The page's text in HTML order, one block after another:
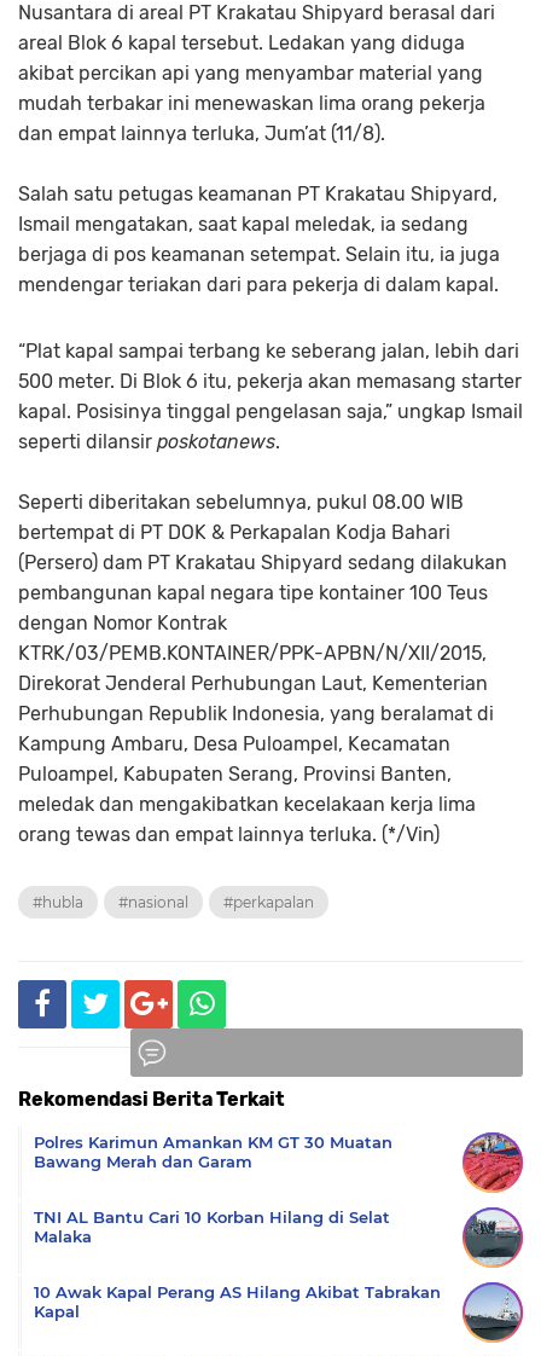
Nusantara di areal PT Krakatau Shipyard berasal dari
areal Blok 6 kapal tersebut. Ledakan yang diduga
akibat percikan api yang menyambar material yang
mudah terbakar ini menewaskan lima orang pekerja
dan empat lainnya terluka, Jum’at (11/8).
Salah satu petugas keamanan PT Krakatau Shipyard,
Ismail mengatakan, saat kapal meledak, ia sedang
berjaga di pos keamanan setempat. Selain itu, ia juga
mendengar teriakan dari para pekerja di dalam kapal.
“Plat kapal sampai terbang ke seberang jalan, lebih dari
500 meter. Di Blok 6 itu, pekerja akan memasang starter
kapal. Posisinya tinggal pengelasan saja,” ungkap Ismail
seperti dilansir poskotanews.
Seperti diberitakan sebelumnya, pukul 08.00 WIB
bertempat di PT DOK & Perkapalan Kodja Bahari
(Persero) dam PT Krakatau Shipyard sedang dilakukan
pembangunan kapal negara tipe kontainer 100 Teus
dengan Nomor Kontrak
KTRK/03/PEMB.KONTAINER/PPK-APBN/N/XII/2015,
Direkorat Jenderal Perhubungan Laut, Kementerian
Perhubungan Republik Indonesia, yang beralamat di
Kampung Ambaru, Desa Puloampel, Kecamatan
Puloampel, Kabupaten Serang, Provinsi Banten,
meledak dan mengakibatkan kecelakaan kerja lima
orang tewas dan empat lainnya terluka. (*/Vin)
#hubla #nasional #perkapalan
Rekomendasi Berita Terkait
Polres Karimun Amankan KM GT 30 Muatan
Bawang Merah dan Garam
TNI AL Bantu Cari 10 Korban Hilang di Selat
Malaka
10 Awak Kapal Perang AS Hilang Akibat Tabrakan
Kapal